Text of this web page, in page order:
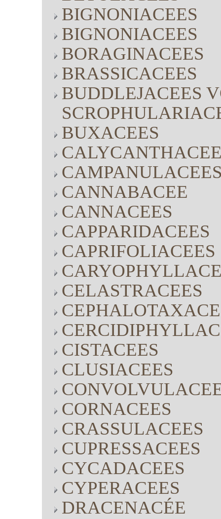
BIGNONIACEES
BIGNONIACEES
BORAGINACEES
BRASSICACEES
BUDDLEJACEES
BUXACEES
CANNABACEE
CANNACEES
CAPPARIDACEES
CAPRIFOLIACEES
CELASTRACEES
CISTACEES
CLUSIACEES
CORNACEES
CRASSULACEES
CUPRESSACEES
CYCADACEES
CYPERACEES
DRACENACÉE